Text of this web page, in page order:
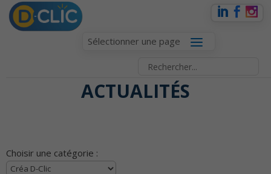
Sélectionner une page
ACTUALITÉS
Choisir une catégorie :